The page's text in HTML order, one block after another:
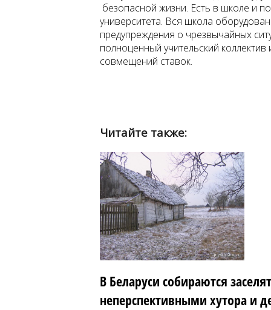
безопасной жизни. Есть в школе и
университета. Вся школа
предупреждения о чрезвычайных
полноценный учительский
совмещений ставок.
Читайте также:
В Беларуси собираются
неперспективными хутора и